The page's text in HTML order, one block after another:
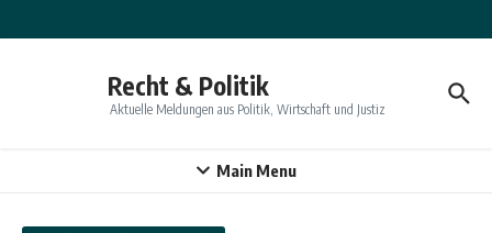
Recht & Politik
Aktuelle Meldungen aus Politik, Wirtschaft und Justiz
Main Menu